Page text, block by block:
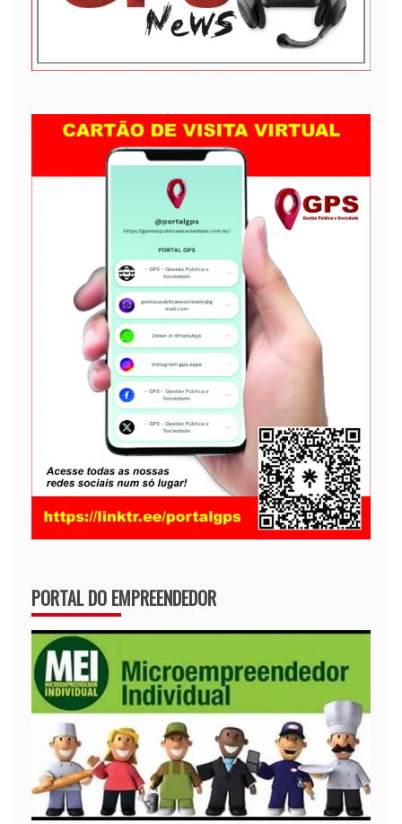
PORTAL DO EMPREENDEDOR